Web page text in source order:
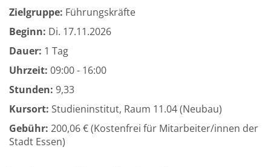
Zielgruppe: Führungskräfte
Beginn: Di. 17.11.2026
Dauer: 1 Tag
Uhrzeit: 09:00 - 16:00
Stunden: 9,33
Kursort: Studieninstitut, Raum 11.04 (Neubau)
Gebühr: 200,06 € (Kostenfrei für Mitarbeiter/innen der
Stadt Essen)